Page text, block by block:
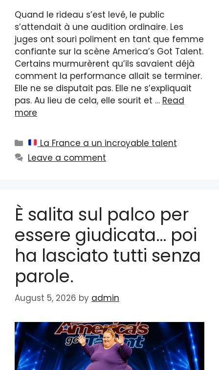
Quand le rideau s’est levé, le public
s’attendait à une audition ordinaire. Les
juges ont souri poliment en tant que femme
confiante sur la scène America’s Got Talent.
Certains murmurèrent qu’ils savaient déjà
comment la performance allait se terminer.
Elle ne se disputait pas. Elle ne s’expliquait
pas. Au lieu de cela, elle sourit et … Read
more
Categories
La France a un incroyable talent
Leave a comment
È salita sul palco per
essere giudicata… poi
ha lasciato tutti senza
parole.
August 5, 2026 by admin